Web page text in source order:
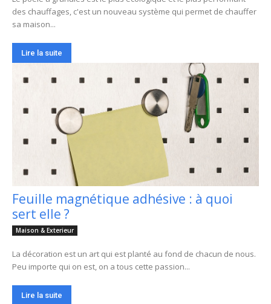
des chauffages, c'est un nouveau système qui permet de chauffer
sa maison...
Lire la suite
Feuille magnétique adhésive : à quoi
sert elle ?
Maison & Exterieur
La décoration est un art qui est planté au fond de chacun de nous.
Peu importe qui on est, on a tous cette passion...
Lire la suite